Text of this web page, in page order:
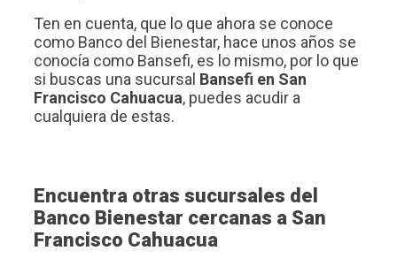
Ten en cuenta, que lo que ahora se conoce
como Banco del Bienestar, hace unos años se
conocía como Bansefi, es lo mismo, por lo que
si buscas una sucursal Bansefi en San
Francisco Cahuacua, puedes acudir a
cualquiera de estas.
Encuentra otras sucursales del
Banco Bienestar cercanas a San
Francisco Cahuacua